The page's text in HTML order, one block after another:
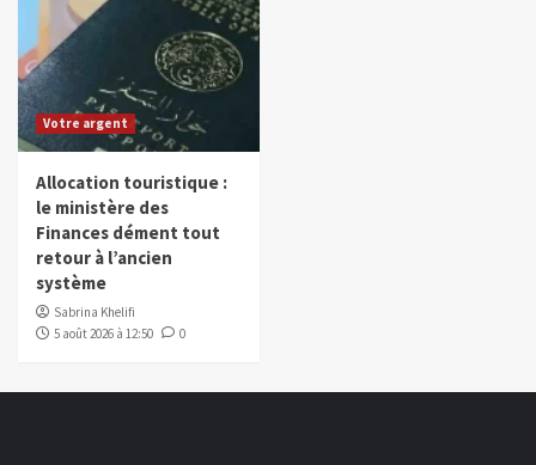
Votre argent
Allocation touristique :
le ministère des
Finances dément tout
retour à l’ancien
système
Sabrina Khelifi
5 août 2026 à 12:50
0